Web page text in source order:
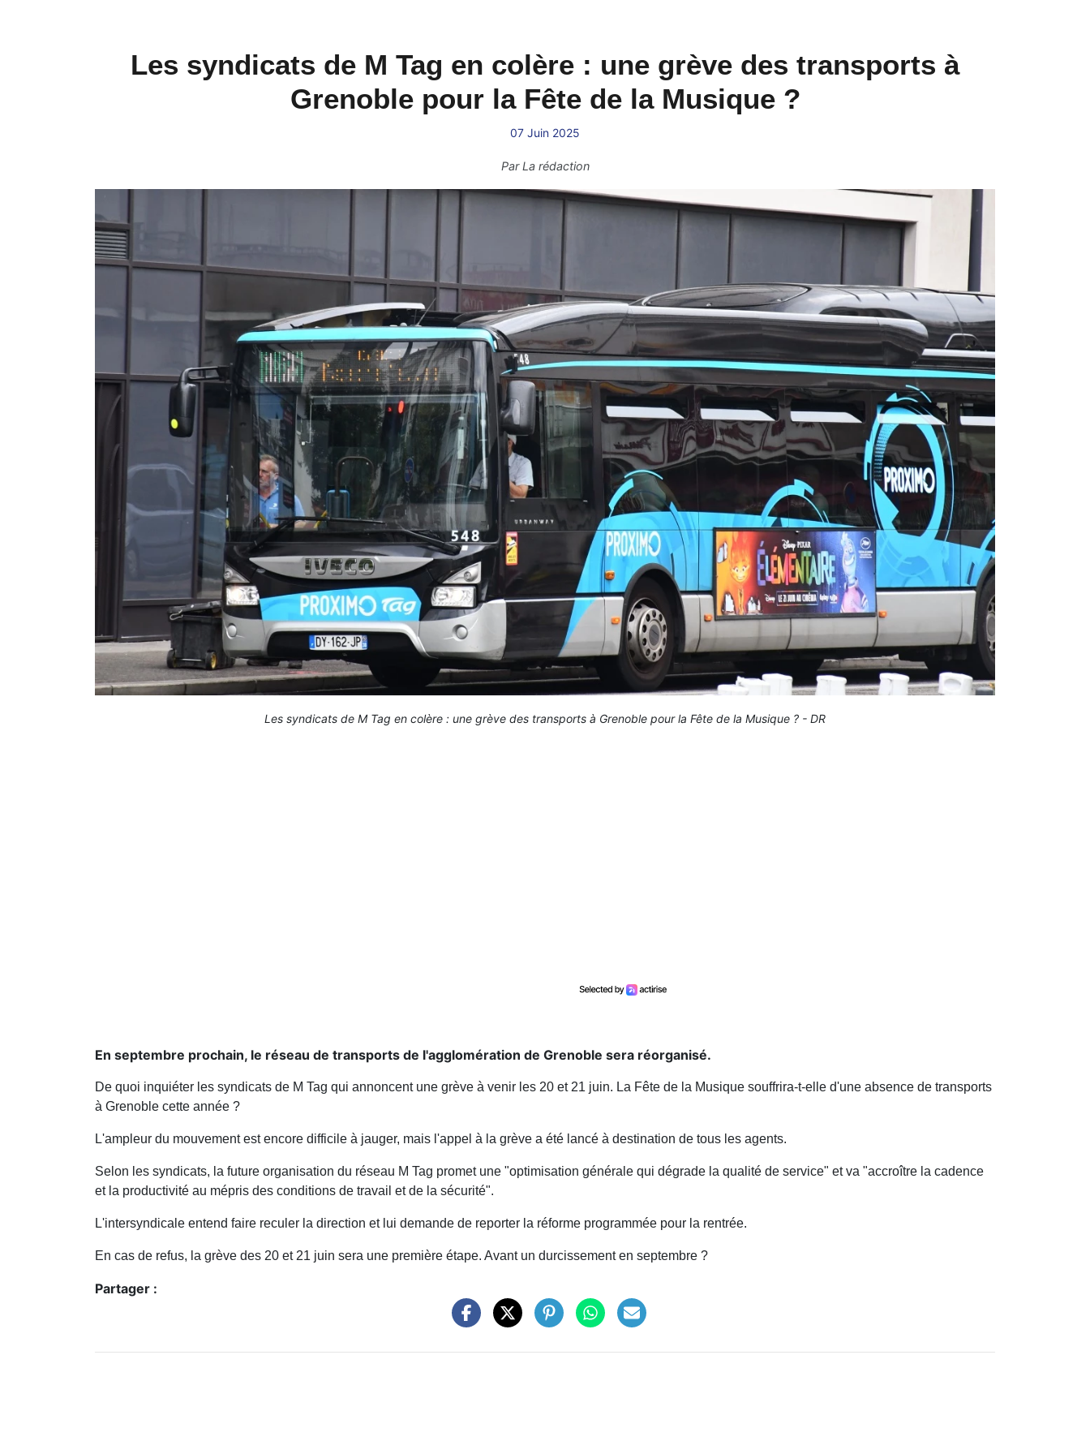
Les syndicats de M Tag en colère : une grève des transports à
Grenoble pour la Fête de la Musique ?
07 Juin 2025
ParLa rédaction
Les syndicats de M Tag en colère : une grève des transports à Grenoble pour la Fête de la Musique ? - DR
En septembre prochain, le réseau de transports de l'agglomération de Grenoble sera réorganisé.
De quoi inquiéter les syndicats de M Tag qui annoncent une grève à venir les 20 et 21 juin. La Fête de la Musique souffrira-t-elle d'une absence de transports
à Grenoble cette année ?
L'ampleur du mouvement est encore difficile à jauger, mais l'appel à la grève a été lancé à destination de tous les agents.
Selon les syndicats, la future organisation du réseau M Tag promet une "optimisation générale qui dégrade la qualité de service" et va "accroître la cadence
et la productivité au mépris des conditions de travail et de la sécurité".
L'intersyndicale entend faire reculer la direction et lui demande de reporter la réforme programmée pour la rentrée.
En cas de refus, la grève des 20 et 21 juin sera une première étape. Avant un durcissement en septembre ?
Partager :